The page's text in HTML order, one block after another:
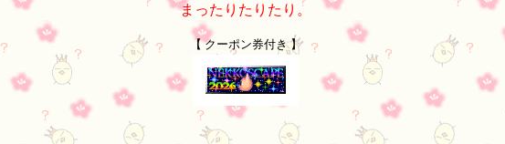
まったりたりたり。
【 クーポン券付き 】